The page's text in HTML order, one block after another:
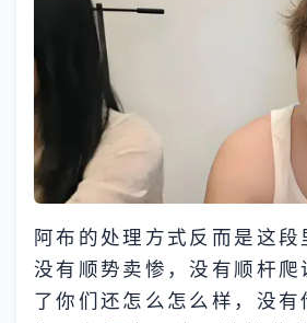
阿布的处理方式反而是这段
没有顺势卖惨，没有顺杆爬
了你们还怎么怎么样，没有